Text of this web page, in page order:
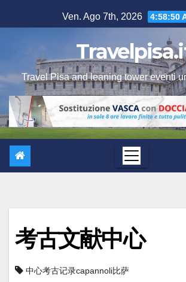
al
Ven. Ago 7th, 2026 4:58:51
Travel Pisa and leaning tower eventi
考古文献中心
中心考古记录capannoli比萨